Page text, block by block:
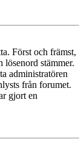
Först och främst,
lösenord stämmer.
administratören
från forumet.
gjort en